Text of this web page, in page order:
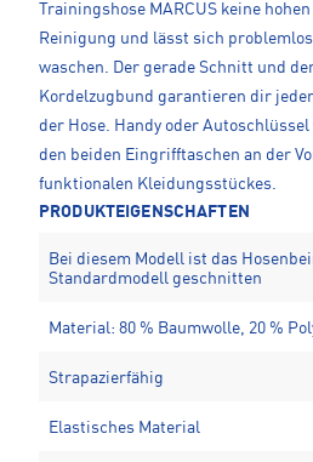
Trainingshose MARCUS keine
Reinigung und lässt sich
waschen. Der gerade Schnitt und
Kordelzugbund garantieren dir
der Hose. Handy oder
den beiden Eingrifftaschen an der
funktionalen Kleidungsstückes.
PRODUKTEIGENSCHAFTEN
Bei diesem Modell ist das
Standardmodell geschnitten
Material: 80 % Baumwolle, 20 %
Strapazierfähig
Elastisches Material